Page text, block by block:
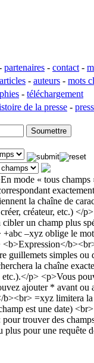
partenaires - contact -
articles - auteurs - mots
- téléchargement
de la presse -